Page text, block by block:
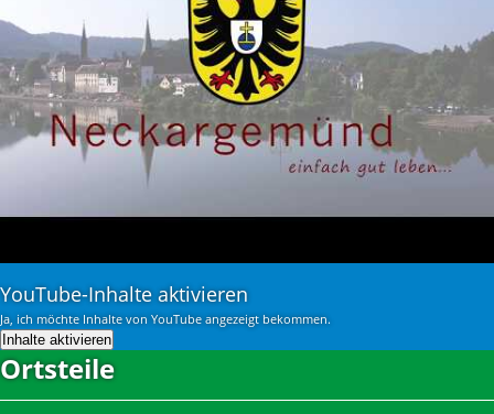
YouTube-Inhalte aktivieren
Ja, ich möchte Inhalte von YouTube angezeigt bekommen.
Inhalte aktivieren
Ortsteile